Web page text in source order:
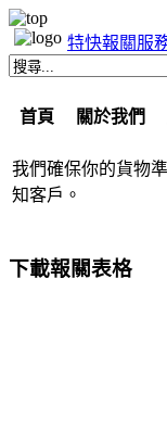
特快報關服
首頁 關於我們
我們確保你的貨物
知客戶。
下載報關表格